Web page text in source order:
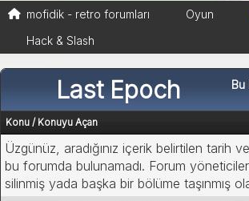
mofidik - retro forumları
Oyun
Hack & Slash
Bu
Last Epoch
Konu / Konuyu Açan
Üzgünüz, aradığınız içerik belirtilen tarih
bu forumda bulunamadı. Forum
silinmiş yada başka bir bölüme taşınmış